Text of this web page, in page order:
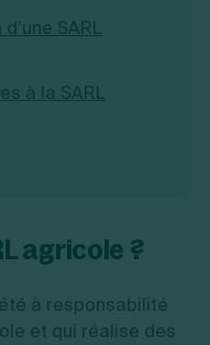
SARL
à la SARL
agricole ?
à responsabilité
et qui réalise des